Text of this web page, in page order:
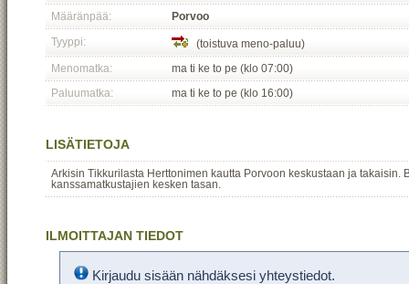
Määränpää:
Porvoo
Tyyppi:
(toistuva meno-paluu)
Menomatka:
ma ti ke to pe (klo 07:00)
Paluumatka:
ma ti ke to pe (klo 16:00)
LISÄTIETOJA
Arkisin Tikkurilasta Herttonimen kautta Porvoon keskustaan ja takaisin.
kanssamatkustajien kesken tasan.
ILMOITTAJAN TIEDOT
Kirjaudu sisään nähdäksesi yhteystiedot.